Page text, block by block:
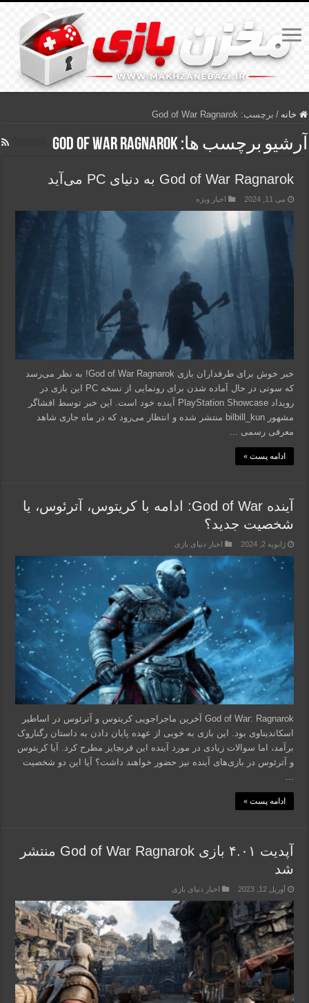
خانه / برچسب:God of War Ragnarok
آرشیو برچسب ها:God of War Ragnarok
God of War Ragnarok به دنیای PC می‌آید
می 11, 2024 اخبار ویژه
خبر خوش برای طرفداران بازی God of War Ragnarok! به نظر می‌رسد
که سونی در حال آماده شدن برای رونمایی از نسخه PC این بازی در
رویداد PlayStation Showcase آینده خود است. این خبر توسط افشاگر
مشهور bilbill_kun منتشر شده و انتظار می‌رود که در ماه جاری شاهد
معرفی رسمی …
ادامه پست »
آینده God of War: ادامه با کریتوس، آترئوس، یا
شخصیت جدید؟
ژانویه 2, 2024 اخبار دنیای بازی
God of War: Ragnarok آخرین ماجراجویی کریتوس و آترئوس در اساطیر
اسکاندیناوی بود. این بازی به خوبی از عهده پایان دادن به داستان رگناروک
برآمد، اما سوالات زیادی در مورد آینده این فرنچایز مطرح کرد. آیا کریتوس
و آترئوس در بازی‌های آینده نیز حضور خواهند داشت؟ آیا این دو شخصیت
ادامه پست »
آپدیت ۴.۰۱ بازی God of War Ragnarok منتشر
شد
آوریل 12, 2023 اخبار دنیای بازی